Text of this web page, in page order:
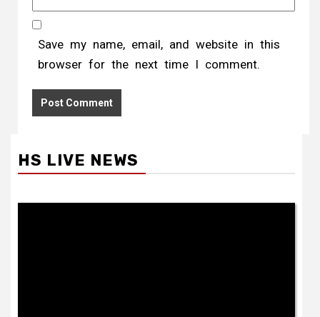
Save my name, email, and website in this
browser for the next time I comment.
HS LIVE NEWS